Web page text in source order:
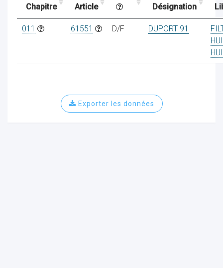
Chapitre Article
Désignation
011 61551 D/F DUPORT 91
Exporter les données